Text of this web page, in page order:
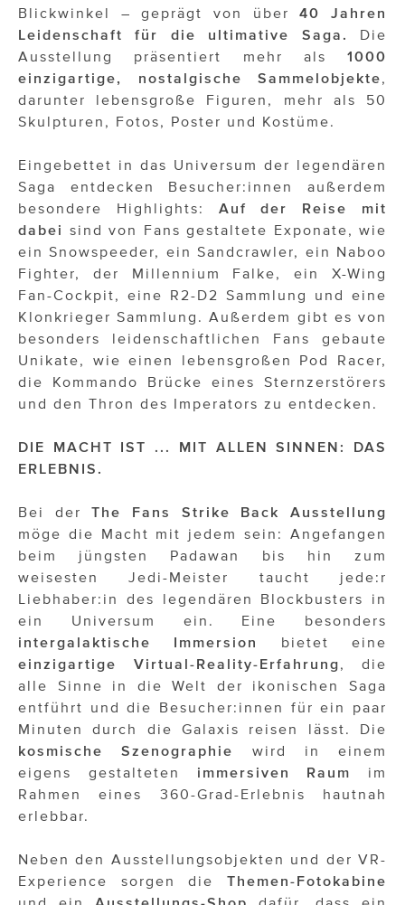
Upside Down Town Hotel – Neue Post
VieSFF – Vienna Spanish Film Festival
ÜBER UNS
Blickwinkel – geprägt von über40 Jahren
Leidenschaft für die ultimative Saga.
Die
Ausstellung präsentiert mehr als 1000
einzigartige, nostalgische Sammelobjekte,
darunter lebensgroße Figuren, mehr als 50
Skulpturen, Fotos, Poster und Kostüme.
Eingebettet in das Universum der legendären
Saga entdecken Besucher:innen außerdem
besondere Highlights: Auf der Reise mit
dabei sind von Fans gestaltete Exponate, wie
ein Snowspeeder, ein Sandcrawler, ein Naboo
Fighter, der Millennium Falke, ein X-Wing
Fan-Cockpit, eine R2-D2 Sammlung und eine
Klonkrieger Sammlung. Außerdem gibt es von
besonders leidenschaftlichen Fans gebaute
Unikate, wie einen lebensgroßen Pod Racer,
die Kommando Brücke eines Sternzerstörers
und den Thron des Imperators zu entdecken.
DIE MACHT IST ... MIT ALLEN SINNEN: DAS
ERLEBNIS.
Bei derThe Fans Strike Back Ausstellung
möge die Macht mit jedem sein: Angefangen
beim jüngsten Padawan bis hin zum
weisesten Jedi-Meister taucht jede:r
Liebhaber:in des legendären Blockbusters in
ein Universum ein. Eine besonders
intergalaktische Immersion
bietet eine
einzigartige Virtual-Reality-Erfahrung, die
alle Sinne in die Welt der ikonischen Saga
entführt und die Besucher:innen für ein paar
Minuten durch die Galaxis reisen lässt. Die
kosmische Szenographie
wird in einem
eigens gestalteten
immersiven Raum
im
Rahmen eines 360-Grad-Erlebnis hautnah
erlebbar.
Neben den Ausstellungsobjekten und der VR-
Experience sorgen die Themen-Fotokabine